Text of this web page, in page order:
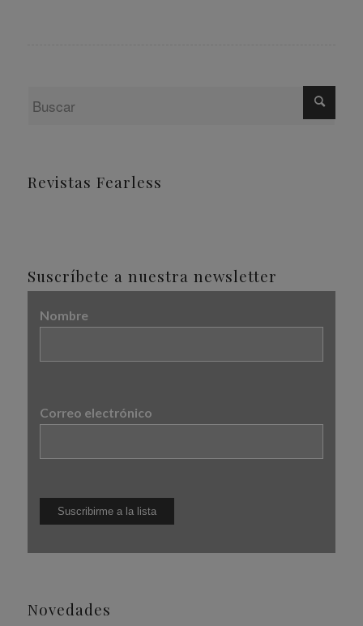
Revistas Fearless
Suscríbete a nuestra newsletter
Nombre
Correo electrónico
Novedades